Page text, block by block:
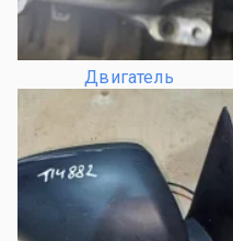
Двигатель